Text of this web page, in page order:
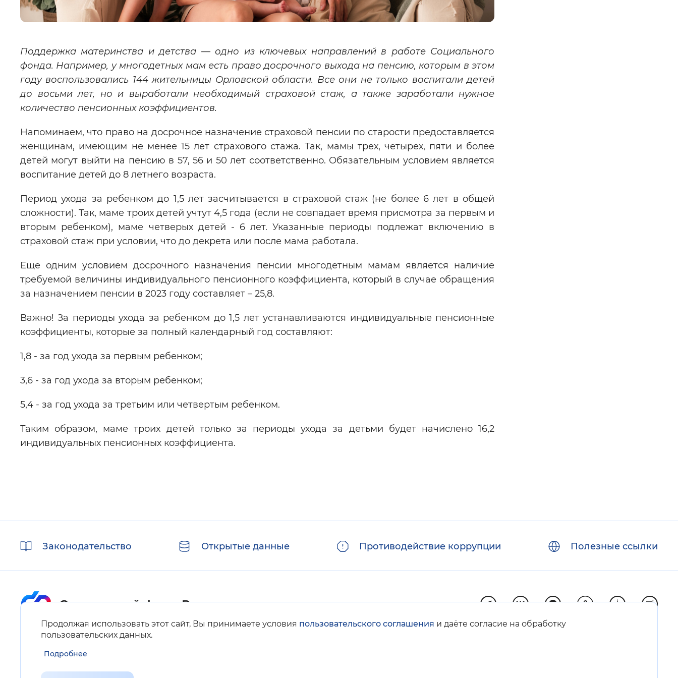
Поддержка материнства и детства — одно из ключевых направлений в работе Социального
фонда. Например, у многодетных мам есть право досрочного выхода на пенсию, которым в этом
году воспользовались 144 жительницы Орловской области. Все они не только воспитали детей
до восьми лет, но и выработали необходимый страховой стаж, а также заработали нужное
количество пенсионных коэффициентов.
Напоминаем, что право на досрочное назначение страховой пенсии по старости предоставляется
женщинам, имеющим не менее 15 лет страхового стажа. Так, мамы трех, четырех, пяти и более
детей могут выйти на пенсию в 57, 56 и 50 лет соответственно. Обязательным условием является
воспитание детей до 8 летнего возраста.
Период ухода за ребенком до 1,5 лет засчитывается в страховой стаж (не более 6 лет в общей
сложности). Так, маме троих детей учтут 4,5 года (если не совпадает время присмотра за первым и
вторым ребенком), маме четверых детей - 6 лет. Указанные периоды подлежат включению в
страховой стаж при условии, что до декрета или после мама работала.
Еще одним условием досрочного назначения пенсии многодетным мамам является наличие
требуемой величины индивидуального пенсионного коэффициента, который в случае обращения
за назначением пенсии в 2023 году составляет – 25,8.
Важно! За периоды ухода за ребенком до 1,5 лет устанавливаются индивидуальные пенсионные
коэффициенты, которые за полный календарный год составляют:
1,8 - за год ухода за первым ребенком;
3,6 - за год ухода за вторым ребенком;
5,4 - за год ухода за третьим или четвертым ребенком.
Таким образом, маме троих детей только за периоды ухода за детьми будет начислено 16,2
индивидуальных пенсионных коэффициента.
Продолжая использовать этот сайт, Вы принимаете условия пользовательского соглашения и даёте согласие на обработку
пользовательских данных.
Подробнее
ссылкиЗаконодательство Открытые данные Противодействие коррупции Полезные ссылки
Карта сайта
Нашли ошибку на сайте?